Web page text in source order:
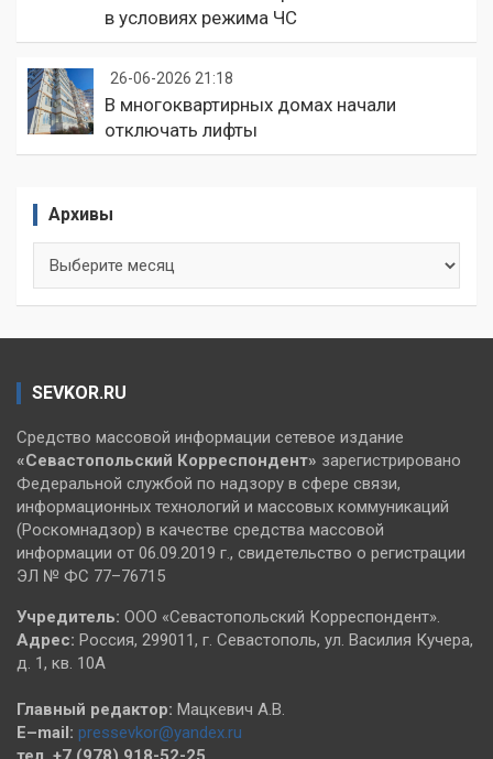
в условиях режима ЧС
26-06-2026 21:18
В многоквартирных домах начали
отключать лифты
Архивы
SEVKOR.RU
Средство массовой информации сетевое издание
«Севастопольский Корреспондент» зарегистрировано
Федеральной службой по надзору в сфере связи,
информационных технологий и массовых коммуникаций
(Роскомнадзор) в качестве средства массовой
информации от 06.09.2019 г., свидетельство о регистрации
ЭЛ № ФС 77–76715
Учредитель: ООО «Севастопольский Корреспондент».
Адрес: Россия, 299011, г. Севастополь, ул. Василия Кучера,
д. 1, кв. 10А
Главный редактор: Мацкевич А.В.
E–mail: pressevkor@yandex.ru